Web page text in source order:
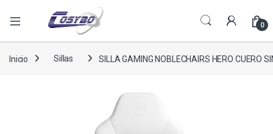
0
Inicio Sillas SILLA GAMING NOBLECHAIRS HERO CUERO